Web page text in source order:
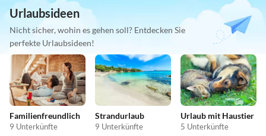
Urlaubsideen
Nicht sicher, wohin es gehen soll? Entdecken Sie
perfekte Urlaubsideen!
Familienfreundlich
9 Unterkünfte
Strandurlaub
9 Unterkünfte
Urlaub mit Haustier
5 Unterkünfte